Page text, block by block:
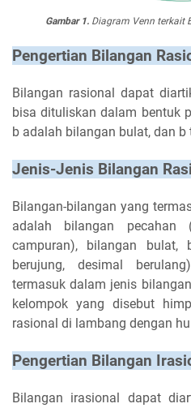
Gambar 1. Diagram Venn terkait
Pengertian Bilangan
Bilangan rasional dapat
bisa dituliskan dalam bentuk
b adalah bilangan bulat, dan b
Jenis-Jenis Bilangan
Bilangan-bilangan yang
adalah bilangan pecahan
campuran), bilangan bulat,
berujung, desimal
termasuk dalam jenis
kelompok yang disebut
rasional di lambang dengan
Pengertian Bilangan
Bilangan irasional dapat